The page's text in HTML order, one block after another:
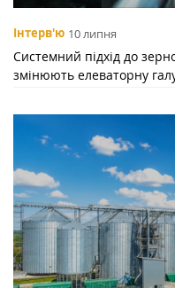
Інтерв'ю 10 липня
Системний підхід до
змінюють елеваторну